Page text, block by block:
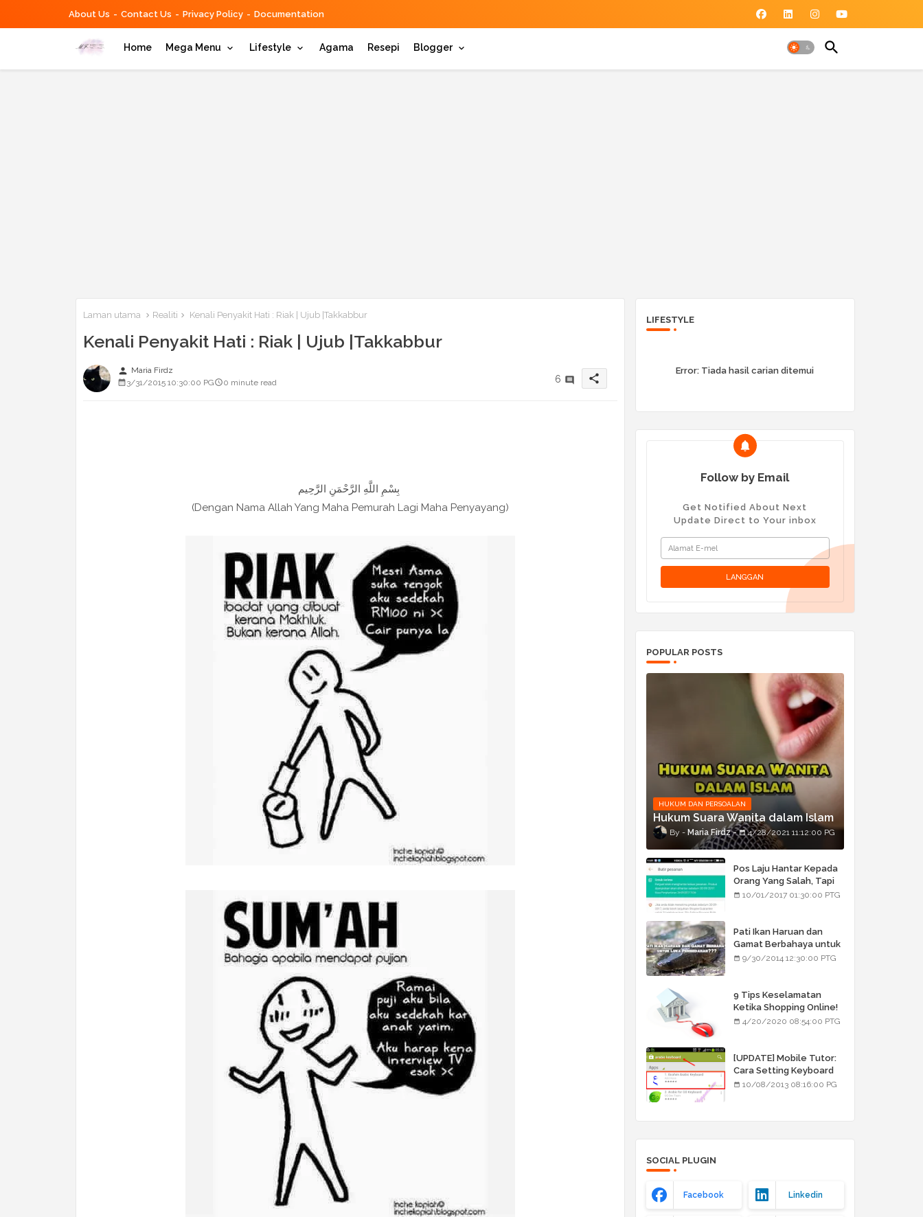
About Us Contact Us Privacy Policy Documentation
Home Mega Menu Lifestyle Agama Resepi Blogger
Laman utama Realiti Kenali Penyakit Hati : Riak | Ujub |Takkabbur
Kenali Penyakit Hati : Riak | Ujub |Takkabbur
person Maria Firdz
3/31/2015 10:30:00 PG
0 minute read 6 share
(Dengan Nama Allah Yang Maha Pemurah Lagi Maha Penyayang)
LIFESTYLE
Error: Tiada hasil carian ditemui
Follow by Email
Get Notified About Next
Update Direct to Your inbox
POPULAR POSTS
HUKUM DAN PERSOALAN
Hukum Suara Wanita dalam Islam
Maria Firdz 4/28/2021 11:12:00 PG
Pos Laju Hantar Kepada
Orang Yang Salah, Tapi
Orang Tu Pula Terima
10/01/2017 01:30:00 PTG
Pati Ikan Haruan dan
Gamat Berbahaya untuk
Luka Pembedahan???
9/30/2014 12:30:00 PTG
9 Tips Keselamatan
Ketika Shopping Online!
4/20/2020 08:54:00 PTG
[UPDATE] Mobile Tutor:
Cara Setting Keyboard
Arab/Jawi
10/08/2013 08:16:00 PG
SOCIAL PLUGIN
Facebook Linkedin